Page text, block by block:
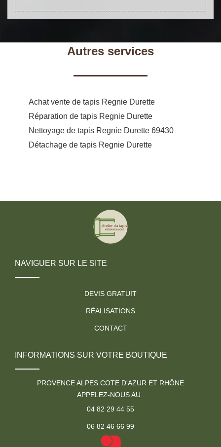
Autres services
Achat vente de tapis Regnie Durette
Réparation de tapis Regnie Durette
Nettoyage de tapis Regnie Durette 69430
Détachage de tapis Regnie Durette
NAVIGUER SUR LE SITE
DEVIS GRATUIT
RÉALISATIONS
CONTACT
INFORMATIONS SUR VOTRE BOUTIQUE
PROVENCE ALPES COTE D'AZUR ET RHÔNE
APPELEZ-NOUS AU :
04 82 29 44 55
06 82 46 66 99